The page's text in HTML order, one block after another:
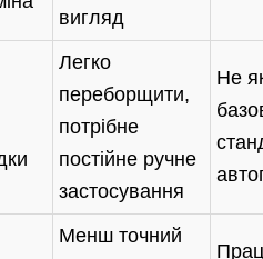
вигляд
Легко
переборщити,
потрібне
постійне ручне
застосування
Не
Менш точний